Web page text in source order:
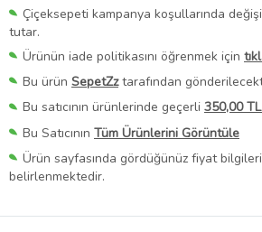
Çiçeksepeti kampanya koşullarında
tutar.
Ürünün iade politikasını öğrenmek için
Bu ürün SepetZztarafından
Bu satıcının ürünlerinde geçerli 350,00
Bu Satıcının Tüm Ürünlerini Görüntüle
Ürün sayfasında gördüğünüz fiyat
belirlenmektedir.